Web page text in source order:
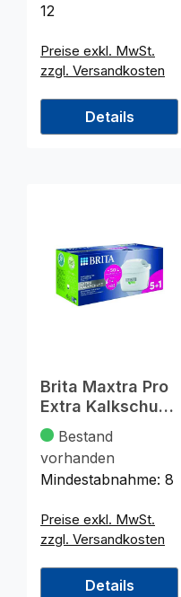
12
Preise exkl. MwSt.
zzgl. Versandkosten
Details
Brita Maxtra Pro
Extra Kalkschutz
5+1
Bestand
vorhanden
Mindestabnahme: 8
Preise exkl. MwSt.
zzgl. Versandkosten
Details